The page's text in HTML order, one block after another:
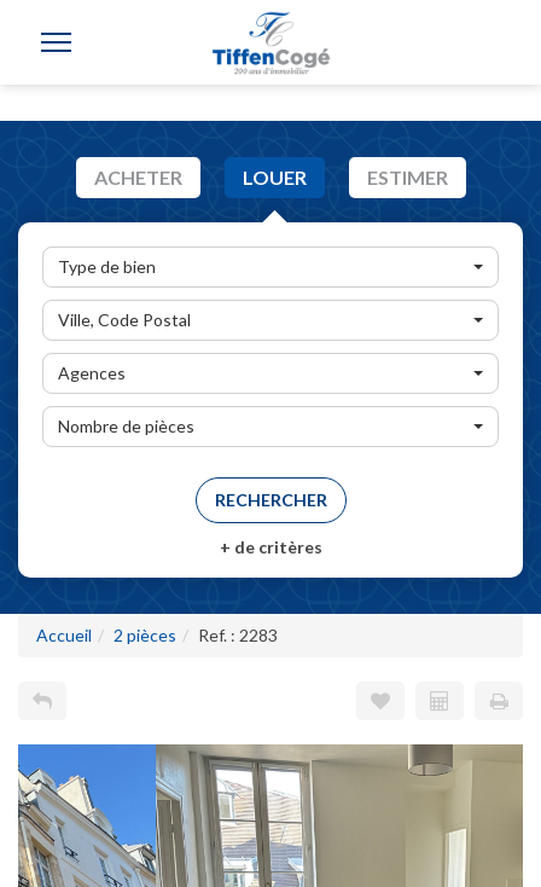
ACHETER LOUER ESTIMER
Type de bien
Ville, Code Postal
Agences
Nombre de pièces
+ de critères
Accueil 2 pièces Ref. : 2283